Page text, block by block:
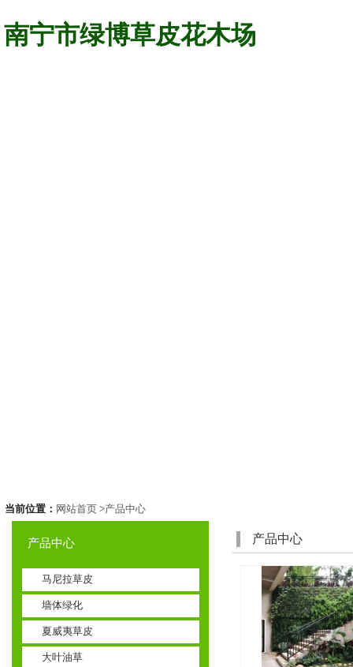
南宁市绿博草皮花木场
当前位置： 网站首页 >产品中心
产品中心
马尼拉草皮
墙体绿化
夏威夷草皮
大叶油草
产品中心